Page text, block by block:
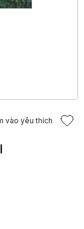
vào yêu thích